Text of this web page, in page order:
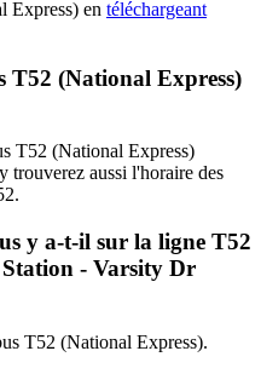
Express) en téléchargeant
T52 (National Express)
T52 (National Express)
trouverez aussi l'horaire des
y a-t-il sur la ligne T52
- Varsity Dr
T52 (National Express).